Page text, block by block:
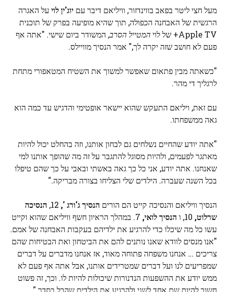
מעל חצי ליטר בפאב בווינדזור, וויליאם דיבר עם יוג'ין לוי על האגרה
הרגשית של האבחנה הכפולה, תוך שהיא מופיעה בפרק של תוכנית
Apple TV+ של לוי
המטייל הסרב, המשודר ביום שישי. "אתה אף
פעם לא חושב שזה יקרה לך," אמר הנסיך מוויילס.
"כשאתה מבין פתאום שאפשר למשוך את השטיח המטאפורי מתחת
לרגליך די מהר.
עם זאת, ויליאם התעקש שהוא יישאר אופטימי והדגיש עד כמה הוא
גאה ממשפחתו.
"אתה יודע שהחיים נשלחים גם לבחון אותנו, וזה בהחלט יכול להיות
מאתגר לפעמים, ולהיות מסוגל להתגבר על זה מה שהופך אותנו למי
שאנחנו. אתה יודע, אני כל כך גאה באשתי ובאבי על כך שהם טיפלו
בכל השנה שעברה. הילדים שלי הצליחו בצורה מבריקה."
הנסיך וויליאם והנסיכה קייט הם הורים הנסיך ג'ורג ',
הנסיכה
שרלוט,
הנסיך לואי,
7. במהלך הראיון חשף וויליאם שהוא וקייט
עשו כל מה שיכלו כדי להרגיע את ילדיהם בעקבות האבחנה של אמם.
"אנו מנסים לוודא שאנו נותנים להם את הביטחון ואת הבטיחות שהם
צריכים … אנחנו משפחה פתוחה מאוד, אז אנחנו מדברים על דברים
שמפריעים לנו ועל דברים שמטרידים אותנו, אבל אתה אף פעם לא
ממש יודע את ההשפעות הנדנורות שיכולות להיות לו. וכך, זה פשוט